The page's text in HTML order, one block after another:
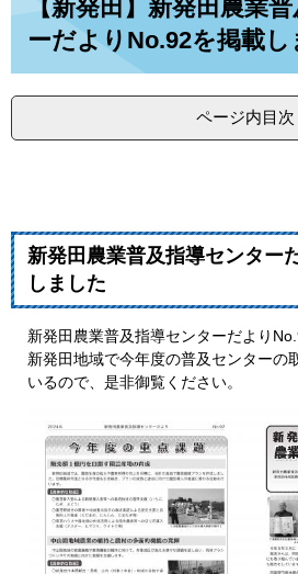
【新発田】新発田農業
ーだよりNo.92を掲載し
ページ内目次
新発田農業普及指導センター
しました
新発田農業普及指導センターだより
新発田地域で今年度の普及センターの
いるので、是非御覧ください。